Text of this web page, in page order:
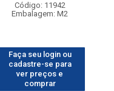
Código: 11942
Embalagem: M2
Faça seu login ou
cadastre-se para
ver preços e
comprar